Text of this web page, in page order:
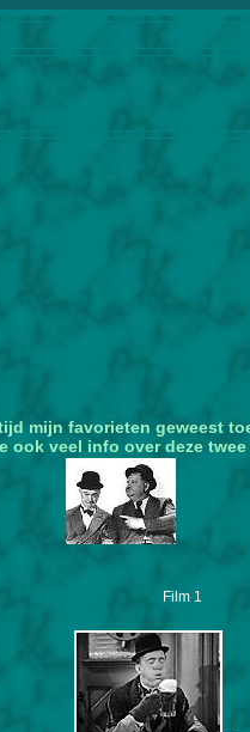
mijn favorieten geweest
ook veel info over deze
Film 1